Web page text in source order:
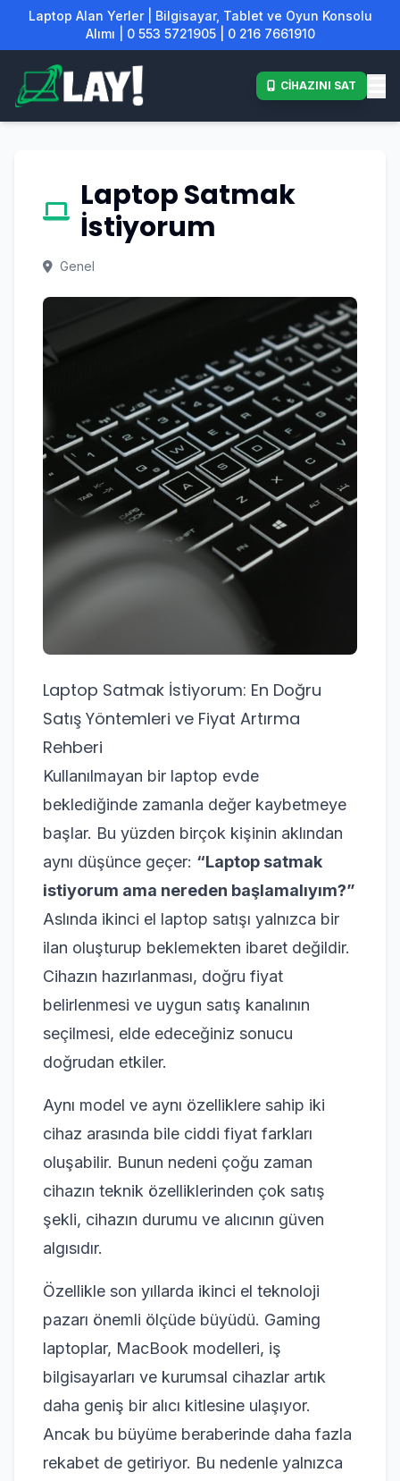
Laptop Alan Yerler | Bilgisayar, Tablet ve Oyun Konsolu
Alımı | 0 553 5721905 | 0 216 7661910
CİHAZINI SAT
Laptop Satmak
İstiyorum
Genel
Laptop Satmak İstiyorum: En Doğru
Satış Yöntemleri ve Fiyat Artırma
Rehberi
Kullanılmayan bir laptop evde
beklediğinde zamanla değer kaybetmeye
başlar. Bu yüzden birçok kişinin aklından
aynı düşünce geçer: “Laptop satmak
istiyorum ama nereden başlamalıyım?”
Aslında ikinci el laptop satışı yalnızca bir
ilan oluşturup beklemekten ibaret değildir.
Cihazın hazırlanması, doğru fiyat
belirlenmesi ve uygun satış kanalının
seçilmesi, elde edeceğiniz sonucu
doğrudan etkiler.
Aynı model ve aynı özelliklere sahip iki
cihaz arasında bile ciddi fiyat farkları
oluşabilir. Bunun nedeni çoğu zaman
cihazın teknik özelliklerinden çok satış
şekli, cihazın durumu ve alıcının güven
algısıdır.
Özellikle son yıllarda ikinci el teknoloji
pazarı önemli ölçüde büyüdü. Gaming
laptoplar, MacBook modelleri, iş
bilgisayarları ve kurumsal cihazlar artık
daha geniş bir alıcı kitlesine ulaşıyor.
Ancak bu büyüme beraberinde daha fazla
rekabet de getiriyor. Bu nedenle yalnızca